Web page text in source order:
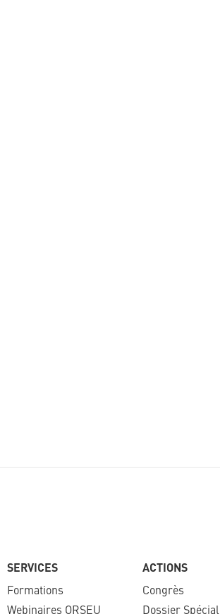
SERVICES
Formations
Webinaires ORSEU​
ACTIONS
Congrès
Dossier Spécial